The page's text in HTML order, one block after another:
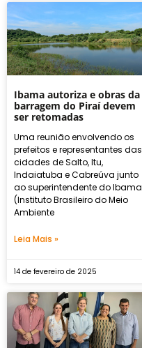
Ibama autoriza e obras da
barragem do Piraí devem
ser retomadas
Uma reunião envolvendo os
prefeitos e representantes das
cidades de Salto, Itu,
Indaiatuba e Cabreúva junto
ao superintendente do Ibama
(Instituto Brasileiro do Meio
Ambiente
Leia Mais »
14 de fevereiro de 2025